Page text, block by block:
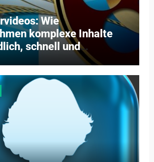
Wie
komplexe Inhalte
schnell und
vermitteln